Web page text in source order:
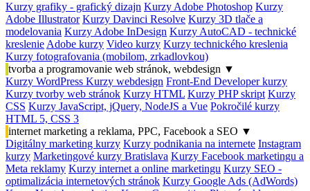
Kurzy grafiky - grafický dizajn Kurzy Adobe Photoshop Kurzy
Adobe Illustrator Kurzy Davinci Resolve Kurzy 3D tlače a
modelovania Kurzy Adobe InDesign Kurzy AutoCAD - technické
kreslenie Adobe kurzy Video kurzy Kurzy technického kreslenia
Kurzy fotografovania (mobilom, zrkadlovkou)
tvorba a programovanie web stránok, webdesign ▼
Kurzy WordPress Kurzy webdesign Front-End Developer kurzy
Kurzy tvorby web stránok Kurzy HTML Kurzy PHP skript Kurzy
CSS Kurzy JavaScript, jQuery, NodeJS a Vue Pokročilé kurzy
HTML 5, CSS 3
internet marketing a reklama, PPC, Facebook a SEO ▼
Digitálny marketing kurzy Kurzy podnikania na internete Instagram
kurzy Marketingové kurzy Bratislava Kurzy Facebook marketingu a
Meta reklamy Kurzy internet a online marketingu Kurzy SEO -
optimalizácia internetových stránok Kurzy Google Ads (AdWords)